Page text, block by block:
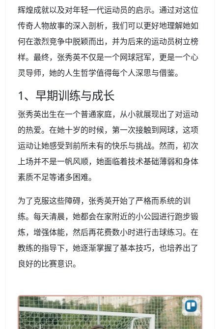
辉煌成就以及对年轻一代运动员的启示。通过对这位
传奇人物故事的深入剖析，我们可以更好地理解她如
何在激烈竞争中脱颖而出，并为后来的运动员树立榜
样。最终，张秀英不仅是一个网球冠军，更是一个心
灵导师，她的人生哲学值得每个人深思与借鉴。
1、早期训练与成长
张秀英出生在一个普通家庭，从小就展现出了对运动
的热爱。在她十岁的时候，第一次接触到网球，这项
运动让她感受到前所未有的快乐与挑战。然而，初次
上场并不是一帆风顺，她面临着技术基础薄弱和身体
素质不足等诸多困难。
为了克服这些障碍，张秀英开始了严格而系统的训
练。每天清晨，她都会在家附近的小公园进行跑步锻
炼，增强体能，然后再花费数小时进行击球练习。在
教练的指导下，她逐渐掌握了基本技巧，也培养出了
良好的比赛意识。